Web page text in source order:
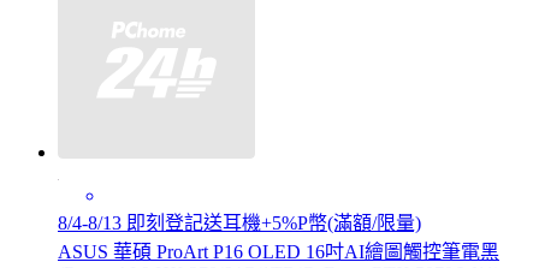
8/4-8/13 即刻登記送耳機+5%P幣(滿額/限量)
ASUS 華碩 ProArt P16 OLED 16吋AI繪圖觸控筆電黑